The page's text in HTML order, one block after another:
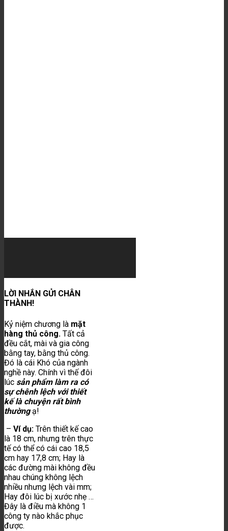
LỜI NHẮN GỬI CHÂN
THÀNH!
Kỷ niệm chương là mặt
hàng thủ công. Tất cả
đều cắt, mài và gia công
bằng tay, bằng thủ công.
Đó là cái Khó của ngành
nghề này. Chính vì thế đôi
lúc sản phẩm làm ra có
sự chênh lệch với thiết
kế là chuyện rất bình
thườngạ!
– Ví dụ: Trên thiết kế cao
là 18 cm, nhưng trên thực
tế có thể có cái cao 18,5
cm hay 17,8 cm; Hay là
các đường mài không đều
nhau chúng không lệch
nhiều nhưng lệch vài mm;
Hay đôi lúc bị xước nhẹ …
Đây là điều mà không 1
công ty nào khắc phục
được.